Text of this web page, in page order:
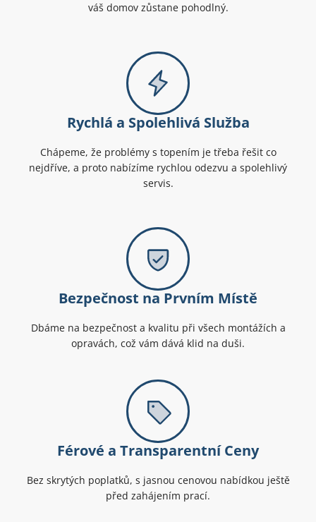
váš domov zůstane pohodlný.
Rychlá a Spolehlivá Služba
Chápeme, že problémy s topením je třeba řešit co
nejdříve, a proto nabízíme rychlou odezvu a spolehlivý
servis.
Bezpečnost na Prvním Místě
Dbáme na bezpečnost a kvalitu při všech montážích a
opravách, což vám dává klid na duši.
Férové a Transparentní Ceny
Bez skrytých poplatků, s jasnou cenovou nabídkou ještě
před zahájením prací.